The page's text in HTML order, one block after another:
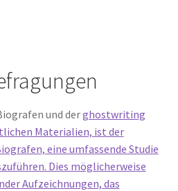
und derghostwriting
Materialien, ist der
eine umfassende Studie
Dies möglicherweise
Aufzeichnungen, das